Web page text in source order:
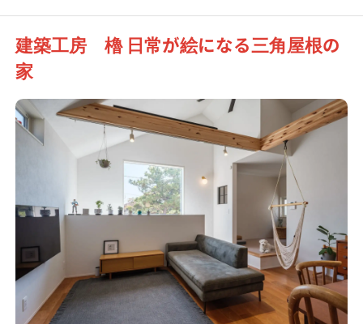
建築工房 櫓 日常が絵になる三角屋根の
家